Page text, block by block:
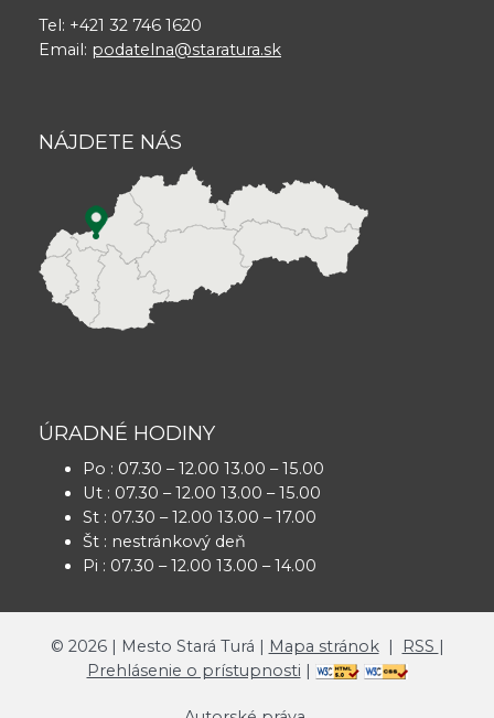
Tel: +421 32 746 1620
Email: podatelna@staratura.sk
NÁJDETE NÁS
ÚRADNÉ HODINY
Po : 07.30 – 12.00 13.00 – 15.00
Ut : 07.30 – 12.00 13.00 – 15.00
St : 07.30 – 12.00 13.00 – 17.00
Št : nestránkový deň
Pi : 07.30 – 12.00 13.00 – 14.00
© 2026| Mesto Stará Turá | Mapa stránok| RSS |
Prehlásenie o prístupnosti |